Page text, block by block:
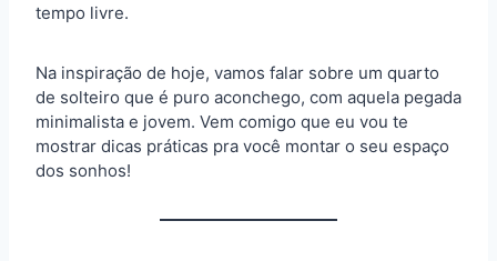
tempo livre.
Na inspiração de hoje, vamos falar sobre um quarto
de solteiro que é puro aconchego, com aquela pegada
minimalista e jovem. Vem comigo que eu vou te
mostrar dicas práticas pra você montar o seu espaço
dos sonhos!